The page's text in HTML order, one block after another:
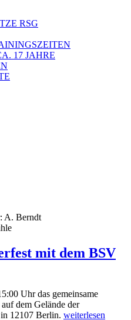
RSG
17 JAHRE
A. Berndt
mit dem BSV
Uhr das gemeinsame
dem Gelände der
12107 Berlin. weiterlesen